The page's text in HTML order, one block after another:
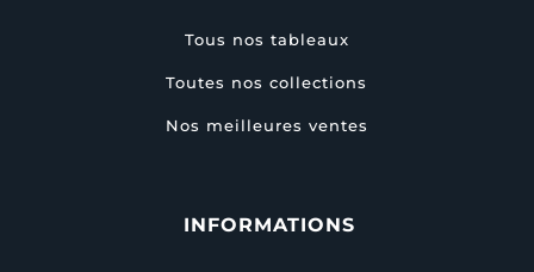
Tous nos tableaux
Toutes nos collections
Nos meilleures ventes
INFORMATIONS